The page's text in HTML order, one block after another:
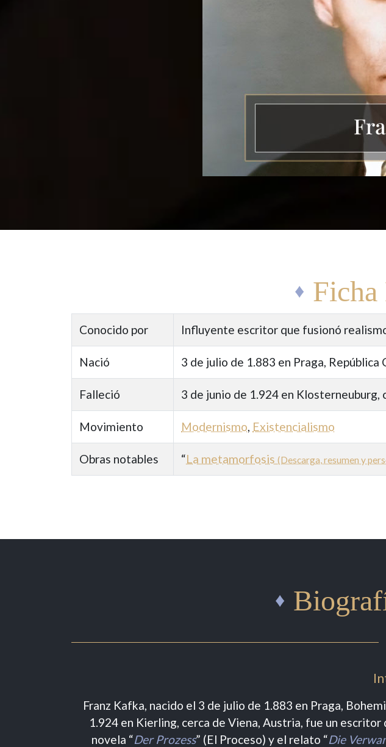
Conocido por Influyente escritor que fusionó
Nació 3 de julio de 1.883 en Praga, República
Falleció 3 de junio de 1.924 en Klosterneuburg,
Movimiento Modernismo, Existencialismo
Obras notables “La metamorfosis (Descarga, resumen y
Franz Kafka, nacido el 3 de julio de 1.883 en Praga,
1.924 en Kierling, cerca de Viena, Austria, fue un
novela “Der Prozess” (El Proceso) y el relato “Die